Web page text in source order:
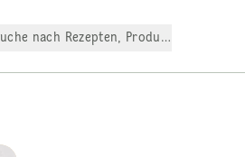
nach Rezepten, Produkte, etc.